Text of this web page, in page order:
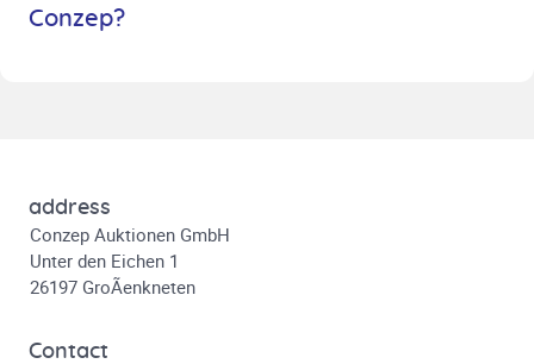
Conzep?
address
Conzep Auktionen GmbH
Unter den Eichen 1
26197 GroÃenkneten
Contact